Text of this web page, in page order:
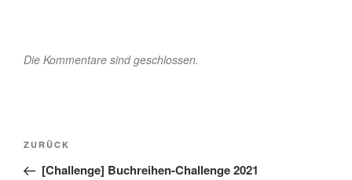
Die Kommentare sind geschlossen.
Beitragsnavigation
Vorheriger
Beitrag
ZURÜCK
[Challenge] Buchreihen-Challenge 2021